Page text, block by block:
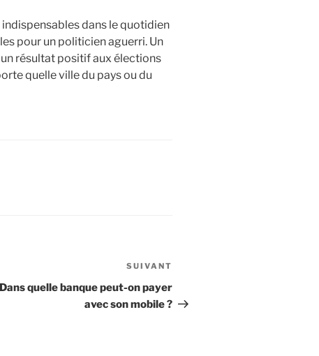
dans le quotidien
pour un politicien aguerri. Un
résultat positif aux élections
quelle ville du pays ou du
suivant
SUIVANT
Dans quelle banque peut-on payer
avec son mobile ?